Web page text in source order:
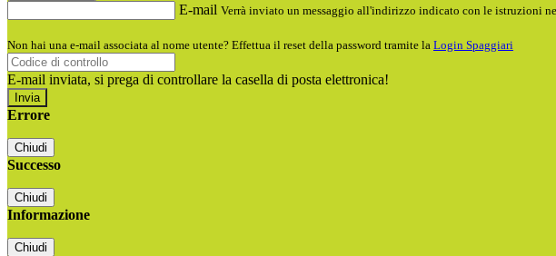
E-mail Verrà inviato un messaggio all'indirizzo indicato con le istruzioni
Non hai una e-mail associata al nome utente? Effettua il reset della password tramite la Login Spaggiari
E-mail inviata, si prega di controllare la casella di posta elettronica!
Errore
Chiudi
Successo
Chiudi
Informazione
Chiudi